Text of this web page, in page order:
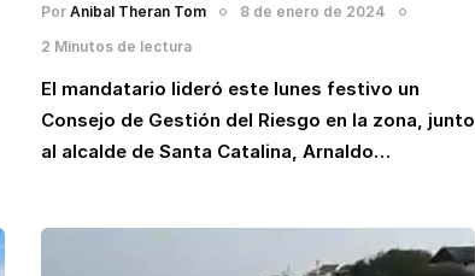
Por Anibal Theran Tom
8 de enero de 2024
2 Minutos de lectura
El mandatario lideró este lunes festivo un
Consejo de Gestión del Riesgo en la zona, junto
al alcalde de Santa Catalina, Arnaldo…